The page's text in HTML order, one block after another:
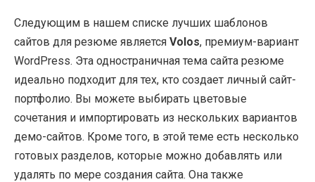
Следующим в нашем списке лучших шаблонов
сайтов для резюме является Volos, премиум-вариант
WordPress. Эта одностраничная тема сайта резюме
идеально подходит для тех, кто создает личный сайт-
портфолио. Вы можете выбирать цветовые
сочетания и импортировать из нескольких вариантов
демо-сайтов. Кроме того, в этой теме есть несколько
готовых разделов, которые можно добавлять или
удалять по мере создания сайта. Она также